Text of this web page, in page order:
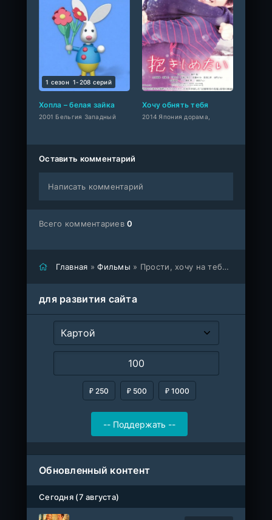
Хопла – белая зайка
2001 Бельгия Западный
1 сезон 1-208 cерий
Хочу обнять тебя
2014 Япония дорама,
Оставить комментарий
Написать комментарий
Всего комментариев0
Главная »Фильмы » Прости, хочу на тебе жениться
для развития сайта
₽ 250 ₽ 500 ₽ 1000
Обновленный контент
Сегодня (7 августа)